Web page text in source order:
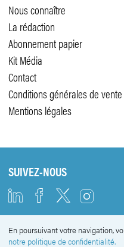
Nous connaître
La rédaction
Abonnement papier
Kit Média
Contact
Conditions générales de vente
Mentions légales
SUIVEZ-NOUS
NEWSLETTER
En poursuivant votre navigation,
notre politique de confidentialité.